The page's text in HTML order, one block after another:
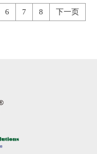
6 7 8 下一页